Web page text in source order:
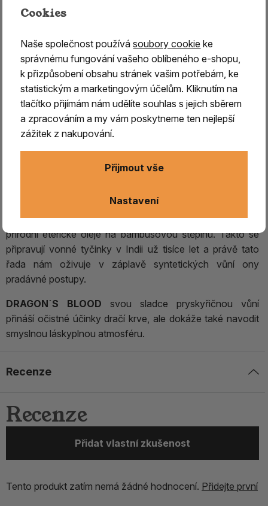
Vonné tyčinky - Organic DRAGON
´S BLOOD
Řada vonných tyčinek Organic je inspirativní upomínka na
vyrobeny původní metodou ručního válení vonné směsi z
prášku santalového dřeva, bylin a pryskyřic doplněného o
přírodní éterické oleje na bambusovou štěpinu. Takto se
připravují vonné tyčinky v Indii už tisíce let a právě tato
řada nám oživuje v záplavě syntetických vůní ony
pradávné postupy.
DRAGON´S BLOOD svou sladce pryskyřičnou vůní
přináší očistné účinky dračí krve, ale dokáže také navodit
smyslnou láskyplnou atmosféru.
Recenze
Recenze
Přidat vlastní zkušenost
Tento produkt zatím nemá žádné hodnocení. Přidejte první
Cookies
Naše společnost používásoubory cookie ke
správnému fungování vašeho oblíbeného e-shopu,
k přizpůsobení obsahu stránek vašim potřebám, ke
statistickým a marketingovým účelům. Kliknutím na
tlačítko přijímám nám udělíte souhlas s jejich sběrem
a zpracováním a my vám poskytneme ten nejlepší
zážitek z nakupování.
Nastavení
Přijmout vše